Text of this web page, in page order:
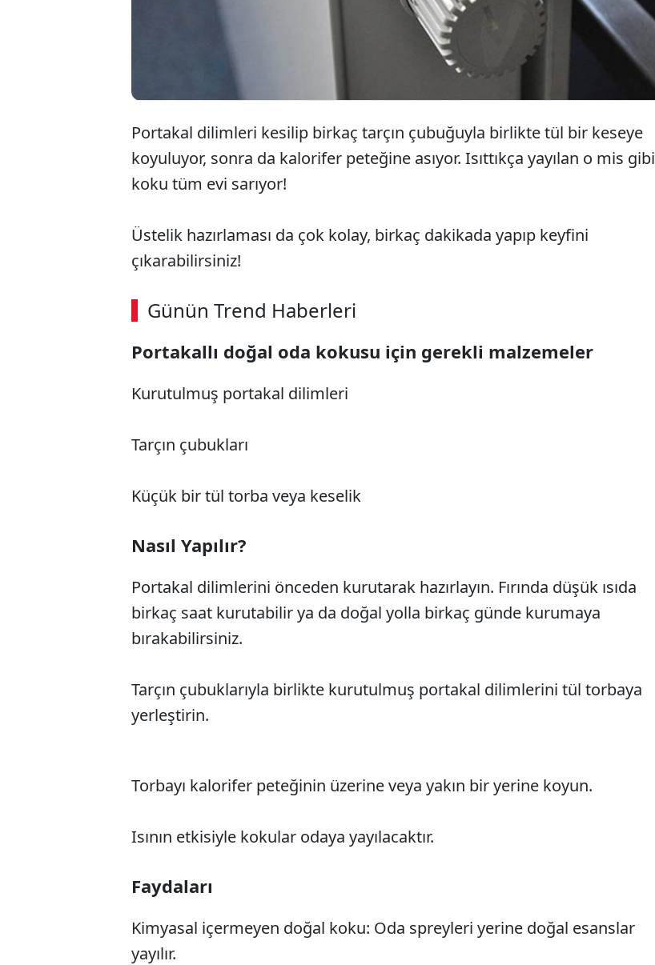
Portakal dilimleri kesilip birkaç tarçın çubuğuyla birlikte tül bir keseye
koyuluyor, sonra da kalorifer peteğine asıyor. Isıttıkça yayılan o mis gibi
koku tüm evi sarıyor!
Üstelik hazırlaması da çok kolay, birkaç dakikada yapıp keyfini
çıkarabilirsiniz!
Günün Trend Haberleri
Portakallı doğal oda kokusu için gerekli malzemeler
Kurutulmuş portakal dilimleri
Tarçın çubukları
Küçük bir tül torba veya keselik
Nasıl Yapılır?
Portakal dilimlerini önceden kurutarak hazırlayın. Fırında düşük ısıda
birkaç saat kurutabilir ya da doğal yolla birkaç günde kurumaya
bırakabilirsiniz.
Tarçın çubuklarıyla birlikte kurutulmuş portakal dilimlerini tül torbaya
yerleştirin.
Torbayı kalorifer peteğinin üzerine veya yakın bir yerine koyun.
Isının etkisiyle kokular odaya yayılacaktır.
Faydaları
Kimyasal içermeyen doğal koku: Oda spreyleri yerine doğal esanslar
yayılır.